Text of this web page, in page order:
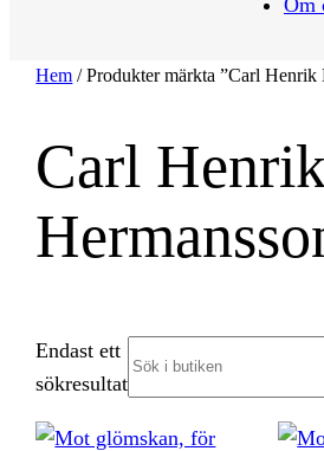
Om
Hem / Produkter märkta ”Carl Henrik
Carl
Endast ett
sökresultat